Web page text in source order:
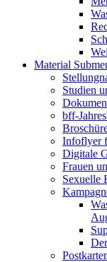
Material
Studien
bff-
Infoflyer
Digitale
Frauen
Sexuelle